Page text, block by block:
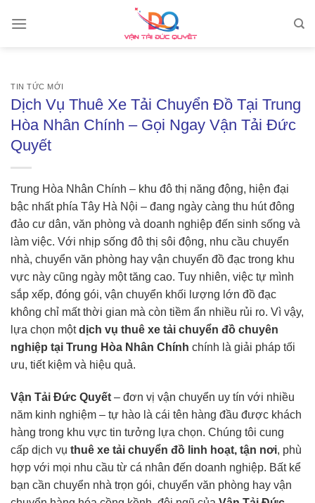
TIN TỨC MỚI
Dịch Vụ Thuê Xe Tải Chuyển Đồ Tại Trung
Hòa Nhân Chính – Gọi Ngay Vận Tải Đức
Quyết
Trung Hòa Nhân Chính – khu đô thị năng động, hiện đại
bậc nhất phía Tây Hà Nội – đang ngày càng thu hút đông
đảo cư dân, văn phòng và doanh nghiệp đến sinh sống và
làm việc. Với nhịp sống đô thị sôi động, nhu cầu chuyển
nhà, chuyển văn phòng hay vận chuyển đồ đạc trong khu
vực này cũng ngày một tăng cao. Tuy nhiên, việc tự mình
sắp xếp, đóng gói, vận chuyển khối lượng lớn đồ đạc
không chỉ mất thời gian mà còn tiềm ẩn nhiều rủi ro. Vì vậy,
lựa chọn mộtdịch vụ thuê xe tải chuyển đồ chuyên
nghiệp tại Trung Hòa Nhân Chính chính là giải pháp tối
ưu, tiết kiệm và hiệu quả.
Vận Tải Đức Quyết – đơn vị vận chuyển uy tín với nhiều
năm kinh nghiệm – tự hào là cái tên hàng đầu được khách
hàng trong khu vực tin tưởng lựa chọn. Chúng tôi cung
cấp dịch vụ thuê xe tải chuyển đồ linh hoạt, tận nơi, phù
hợp với mọi nhu cầu từ cá nhân đến doanh nghiệp. Bất kể
bạn cần chuyển nhà trọn gói, chuyển văn phòng hay vận